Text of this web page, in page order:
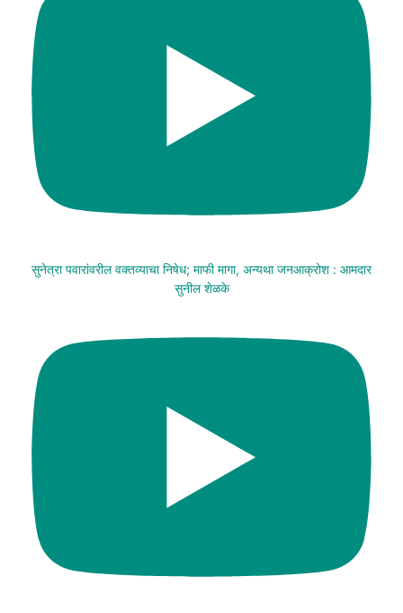
सुनेत्रा पवारांवरील वक्तव्याचा निषेध; माफी मागा, अन्यथा जनआक्रोश : आमदार
सुनील शेळके